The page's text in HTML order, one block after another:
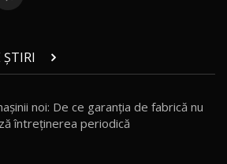
care face lumea să se întoarcă după el
ȘTIRI
noi: De ce garanția de fabrică nu
întreținerea periodică